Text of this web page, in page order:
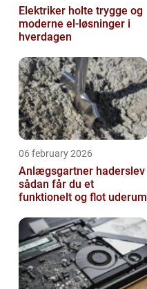
Elektriker holte trygge og
moderne el-løsninger i
hverdagen
06 february 2026
Anlægsgartner haderslev
sådan får du et
funktionelt og flot uderum